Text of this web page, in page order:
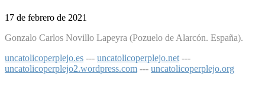
17 de febrero de 2021
Gonzalo Carlos Novillo Lapeyra (Pozuelo de Alarcón. España).
uncatolicoperplejo.es --- uncatolicoperplejo.net ---
uncatolicoperplejo2.wordpress.com --- uncatolicoperplejo.org